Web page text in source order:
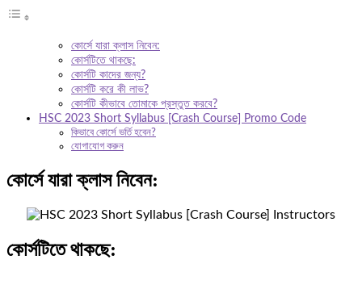
কোর্সে যারা ক্লাস নিবেন:
কোর্সটিতে থাকছে:
কোর্সটি কাদের জন্য?
কোর্সটি করে কী লাভ?
কোর্সটি কীভাবে তোমাকে প্রস্তুত করবে?
HSC 2023 Short Syllabus [Crash Course] Promo Code
কিভাবে কোর্সে ভর্তি হবেন?
যোগাযোগ করুন
কোর্সে যারা ক্লাস নিবেন:
কোর্সটিতে থাকছে: